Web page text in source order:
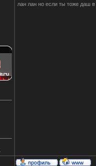
лан лан но если ты тоже даш в